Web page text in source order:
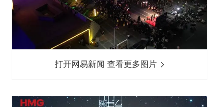
打开网易新闻 查看更多图片